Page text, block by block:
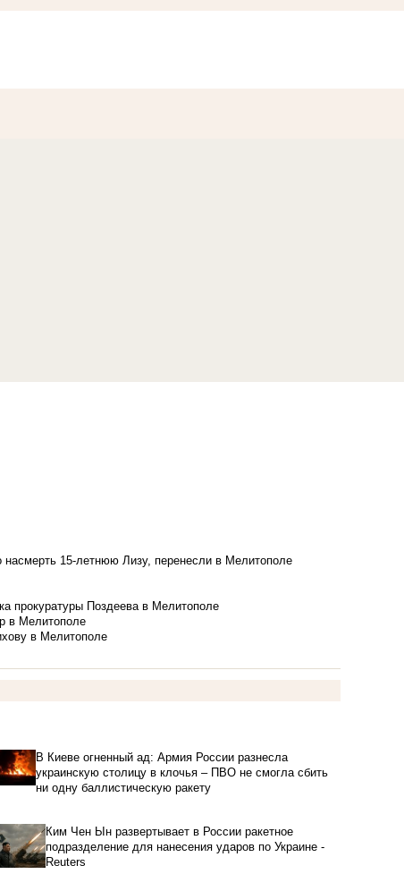
насмерть 15-летнюю Лизу, перенесли в Мелитополе
прокуратуры Поздеева в Мелитополе
в Мелитополе
в Мелитополе
В Киеве огненный ад: Армия России разнесла
украинскую столицу в клочья – ПВО не смогла сбить
ни одну баллистическую ракету
Ким Чен Ын развертывает в России ракетное
подразделение для нанесения ударов по Украине -
Reuters